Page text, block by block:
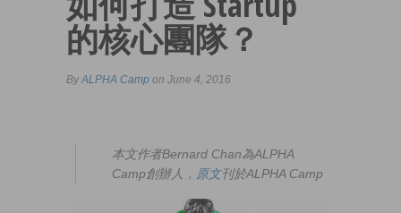
的核心團隊？
ByALPHA Camp on June 4, 2016
本文作者Bernard Chan為ALPHA
Camp創辦人， 原文刊於ALPHA Camp